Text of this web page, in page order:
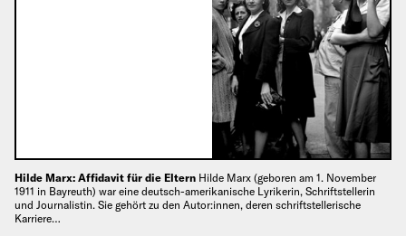
Hilde Marx: Affidavit für die Eltern Hilde Marx (geboren am 1. November
1911 in Bayreuth) war eine deutsch-amerikanische Lyrikerin, Schriftstellerin
und Journalistin. Sie gehört zu den Autor:innen, deren schriftstellerische
Karriere…